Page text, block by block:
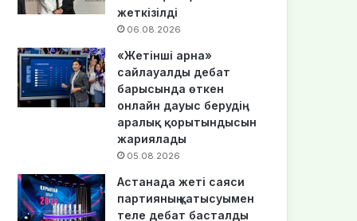
жеткізілді
06.08.2026
«Жетінші арна»
сайлауалды дебат
барысында өткен
онлайн дауыс берудің
аралық қорытындысын
жариялады
05.08.2026
Астанада жеті саяси
партияның қатысуымен
теле дебат басталды